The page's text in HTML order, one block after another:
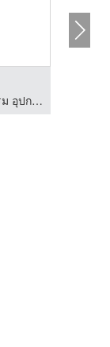
รับซื้อ รับทำลายเครื่องจักรอุตสาหกรรม อุปกรณ์อิเล็กทรอนิกส์